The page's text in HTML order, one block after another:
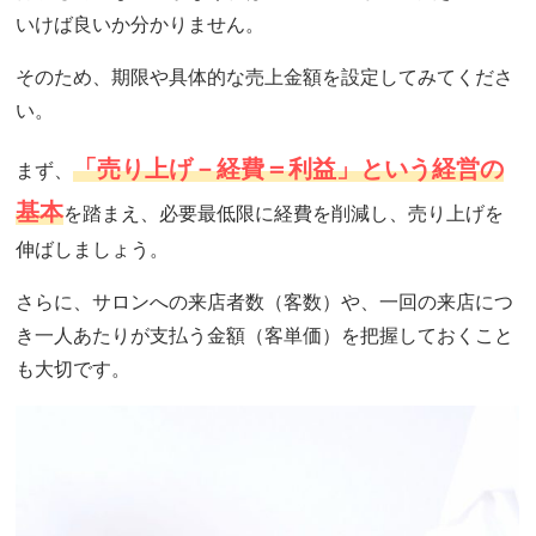
いけば良いか分かりません。
そのため、期限や具体的な売上金額を設定してみてくださ
い。
まず、「売り上げ－経費＝利益」という経営の
基本を踏まえ、必要最低限に経費を削減し、売り上げを
伸ばしましょう。
さらに、サロンへの来店者数（客数）や、一回の来店につ
き一人あたりが支払う金額（客単価）を把握しておくこと
も大切です。